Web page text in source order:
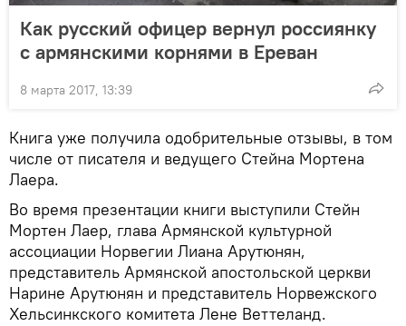
Как русский офицер вернул россиянку
с армянскими корнями в Ереван
8 марта 2017, 13:39
Книга уже получила одобрительные отзывы, в том
числе от писателя и ведущего Стейна Мортена
Лаера.
Во время презентации книги выступили Стейн
Мортен Лаер, глава Армянской культурной
ассоциации Норвегии Лиана Арутюнян,
представитель Армянской апостольской церкви
Нарине Арутюнян и представитель Норвежского
Хельсинкского комитета Лене Веттеланд.